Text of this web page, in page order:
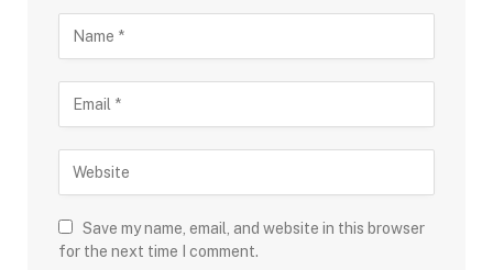
Save my name, email, and website in this browser
for the next time I comment.